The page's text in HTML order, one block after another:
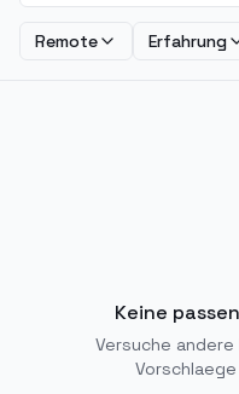
Remote Erfahrung
Keine
Versuche